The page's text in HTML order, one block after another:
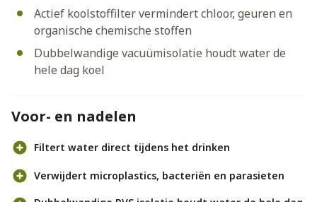
Actief koolstoffilter vermindert chloor, geuren en
organische chemische stoffen
Dubbelwandige vacuümisolatie houdt water de
hele dag koel
Voor- en nadelen
Filtert water direct tijdens het drinken
Verwijdert microplastics, bacteriën en parasieten